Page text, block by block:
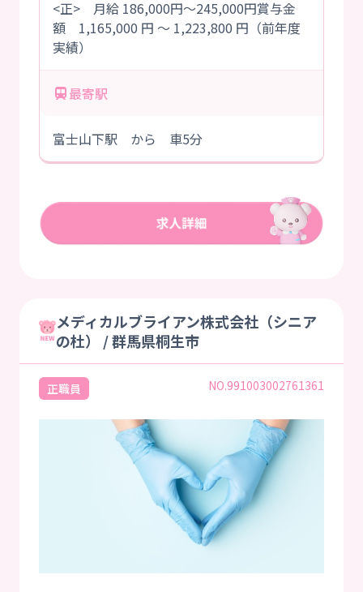
<正> 月給 186,000円～245,000円賞与金
額 1,165,000 円 ～ 1,223,800 円（前年度
実績）
最寄駅
富士山下駅 から 車5分
メディカルブライアン株式会社（シニア
の杜） / 群馬県桐生市
正職員 NO.991003002761361